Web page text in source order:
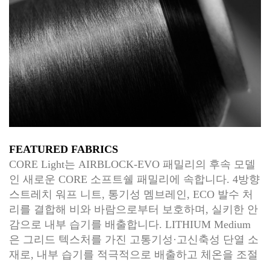
FEATURED FABRICS
CORE Light는 AIRBLOCK-EVO 패밀리의 후속 모델
인 새로운 CORE 소프트쉘 패밀리에 속합니다. 4방향
스트레치 워프 니트, 통기성 멤브레인, ECO 발수 처
리를 결합해 비와 바람으로부터 보호하며, 실키한 안
감으로 내부 습기를 배출합니다. LITHIUM Medium
은 그리드 텍스처를 가진 고통기성·고신축성 단열 소
재로, 내부 습기를 적극적으로 배출하고 체온을 조절